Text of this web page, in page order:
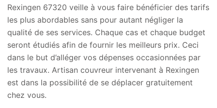
Rexingen 67320 veille à vous faire bénéficier des tarifs
les plus abordables sans pour autant négliger la
qualité de ses services. Chaque cas et chaque budget
seront étudiés afin de fournir les meilleurs prix. Ceci
dans le but d’alléger vos dépenses occasionnées par
les travaux. Artisan couvreur intervenant à Rexingen
est dans la possibilité de se déplacer gratuitement
chez vous.